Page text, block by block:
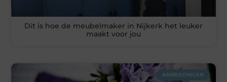
Dit is hoe de meubelmaker in Nijkerk het leuker
maakt voor jou
AANBIEDINGEN